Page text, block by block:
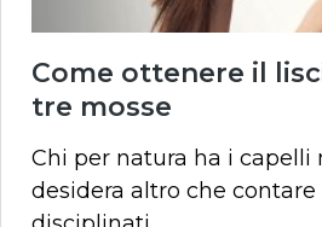
Come ottenere il
tre mosse
Chi per natura ha i capelli
desidera altro che